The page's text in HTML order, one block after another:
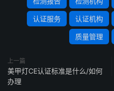
认证服务 认证机构
质量管理
上一篇
美甲灯CE认证标准是什么/如何
办理